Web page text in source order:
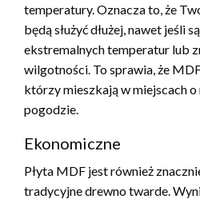
temperatury. Oznacza to, że
będą służyć dłużej, nawet jeśli
ekstremalnych temperatur lub
wilgotności. To sprawia, że
którzy mieszkają w miejscach
pogodzie.
Ekonomiczne
Płyta MDF jest również
tradycyjne drewno twarde.